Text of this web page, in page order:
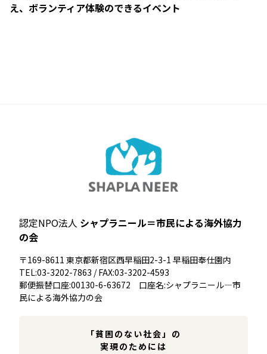
え、ボランティア体験のできるイベント
認定NPO法人 シャプラニール＝市民による海外協力
の会
〒169-8611 東京都新宿区西早稲田2-3-1 早稲田奉仕園内
TEL:03-3202-7863 / FAX:03-3202-4593
郵便振替口座:00130-6-63672 口座名:シャプラニール―市
民による海外協力の会
「貧困のない社会」の
実現のためには